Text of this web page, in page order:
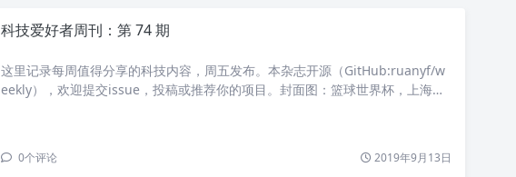
科技爱好者周刊：第 74 期
这里记录每周值得分享的科技内容，周五发布。本杂志开源（GitHub:ruanyf/w
eekly），欢迎提交issue，投稿或推荐你的项目。封面图：篮球世界杯，上海东
0个评论 2019年9月13日